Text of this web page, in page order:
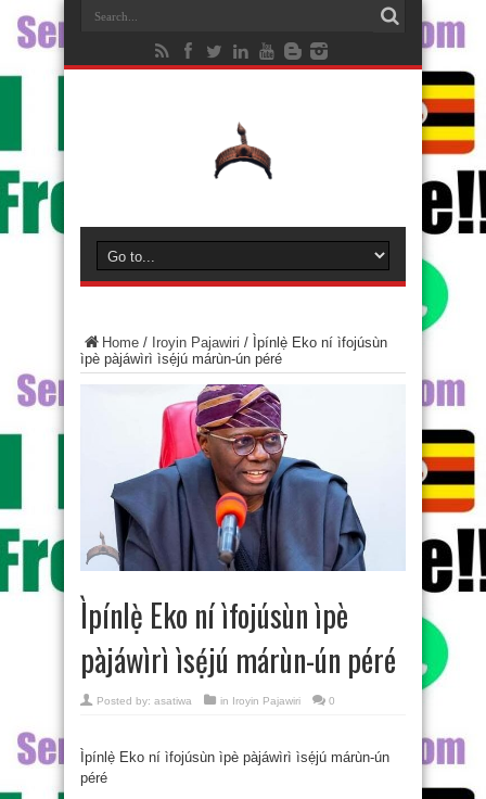
Home / Iroyin Pajawiri / Ìpínlẹ̀ Eko ní ìfojúsùn
ìpè pàjáwìrì ìsẹ́jú márùn-ún péré
Ìpínlẹ̀ Eko ní ìfojúsùn ìpè
pàjáwìrì ìsẹ́jú márùn-ún péré
Posted by: asatiwa in Iroyin Pajawiri 0
Ìpínlẹ̀ Eko ní ìfojúsùn ìpè pàjáwìrì ìsẹ́jú márùn-ún
péré